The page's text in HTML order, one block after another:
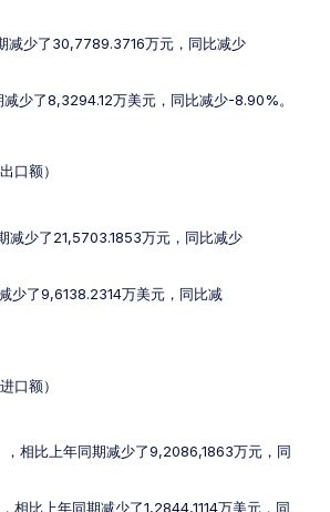
减少了30,7789.3716万元，同比减少
少了8,3294.12万美元，同比减少-8.90%。
口额）
减少了21,5703.1853万元，同比减少
少了9,6138.2314万美元，同比减
口额）
相比上年同期减少了9,2086,1863万元，同
相比上年同期减少了1,2844,1114万美元，同